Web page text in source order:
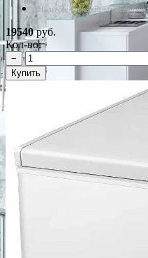
*Наличие уточняйте у
19540руб.
Кол-во:
−
Купить